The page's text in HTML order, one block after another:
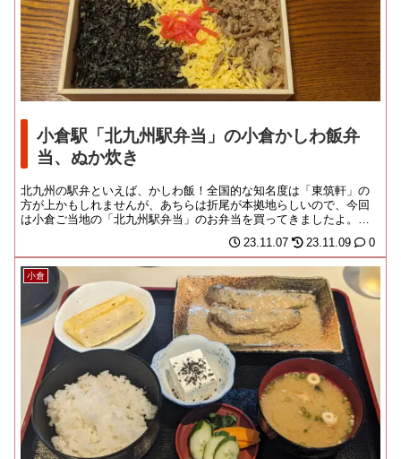
小倉駅「北九州駅弁当」の小倉かしわ飯弁
当、ぬか炊き
北九州の駅弁といえば、かしわ飯！全国的な知名度は「東筑軒」の
方が上かもしれませんが、あちらは折尾が本拠地らしいので、今回
は小倉ご当地の「北九州駅弁当」のお弁当を買ってきましたよ。明
23.11.07 23.11.09 0
小倉